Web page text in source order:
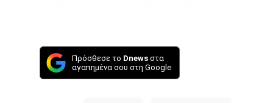
Πρόσθεσε το Dnews στα
αγαπημένα σου στη Google